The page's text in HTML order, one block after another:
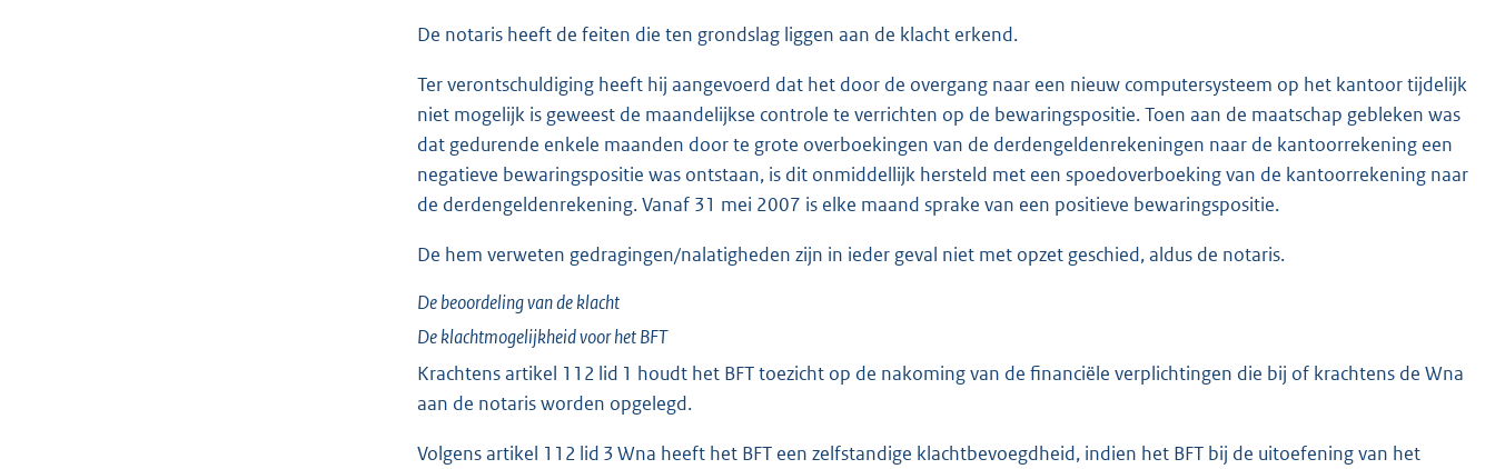
De notaris heeft de feiten die ten grondslag liggen aan de klacht erkend.
Ter verontschuldiging heeft hij aangevoerd dat het door de overgang naar een nieuw computersysteem op het kantoor tijdelijk
niet mogelijk is geweest de maandelijkse controle te verrichten op de bewaringspositie. Toen aan de maatschap gebleken was
dat gedurende enkele maanden door te grote overboekingen van de derdengeldenrekeningen naar de kantoorrekening een
negatieve bewaringspositie was ontstaan, is dit onmiddellijk hersteld met een spoedoverboeking van de kantoorrekening naar
de derdengeldenrekening. Vanaf 31 mei 2007 is elke maand sprake van een positieve bewaringspositie.
De hem verweten gedragingen/nalatigheden zijn in ieder geval niet met opzet geschied, aldus de notaris.
De beoordeling van de klacht
De klachtmogelijkheid voor het BFT
Krachtens artikel 112 lid 1 houdt het BFT toezicht op de nakoming van de financiële verplichtingen die bij of krachtens de Wna
aan de notaris worden opgelegd.
Volgens artikel 112 lid 3 Wna heeft het BFT een zelfstandige klachtbevoegdheid, indien het BFT bij de uitoefening van het